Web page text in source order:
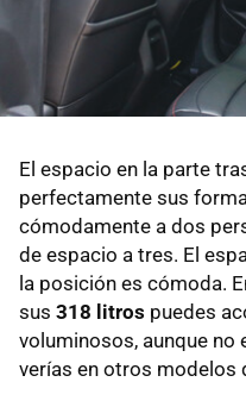
El espacio en la parte
perfectamente sus
cómodamente a dos
de espacio a tres. El
la posición es cómoda.
sus 318 litros puedes
voluminosos, aunque no
verías en otros modelos